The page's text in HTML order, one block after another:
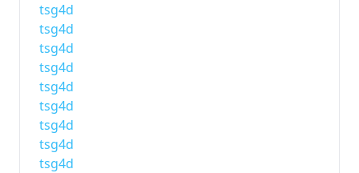
tsg4d
tsg4d
tsg4d
tsg4d
tsg4d
tsg4d
tsg4d
tsg4d
tsg4d